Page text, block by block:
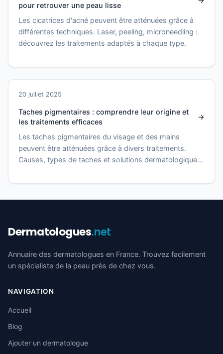
pour retrouver une peau lisse
Les cicatrices d'acné peuvent être atténuées grâce à
différentes techniques. Laser, peeling, microneedling :
découvrez les traitements adaptés à chaque type.
20 juillet 2025
Taches pigmentaires : comprendre leur origine et
les traitements efficaces
Les taches pigmentaires du visage et des mains
peuvent être atténuées grâce à divers traitements.
Causes, types de taches et solutions dermatologiques
Dermatologues.net
Annuaire des dermatologues en France. Trouvez facilement
un spécialiste de la peau près de chez vous.
NAVIGATION
Accueil
Blog
Ajouter un dermatologue